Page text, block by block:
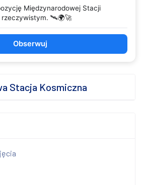
Międzynarodowej Stacji
rzeczywistym. 🛰️🌍🚀
Obserwuj
Stacja Kosmiczna